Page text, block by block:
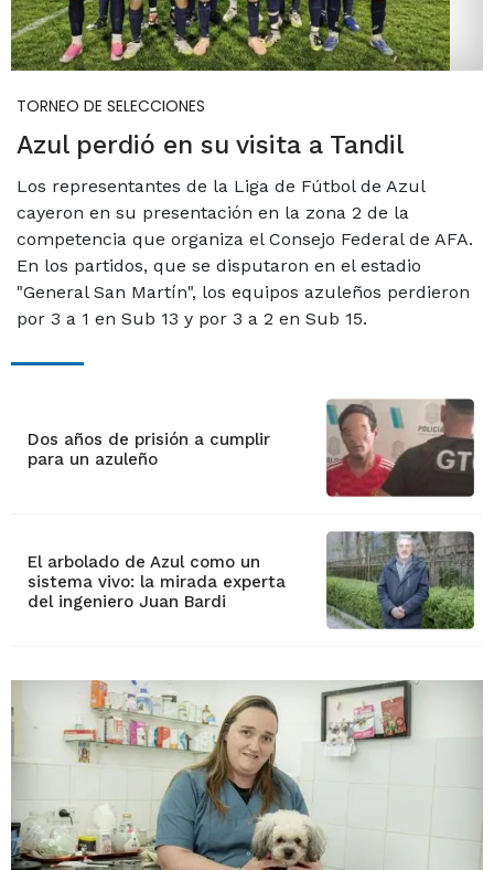
TORNEO DE SELECCIONES
Azul perdió en su visita a Tandil
Los representantes de la Liga de Fútbol de Azul
cayeron en su presentación en la zona 2 de la
competencia que organiza el Consejo Federal de AFA.
En los partidos, que se disputaron en el estadio
"General San Martín", los equipos azuleños perdieron
por 3 a 1 en Sub 13 y por 3 a 2 en Sub 15.
Dos años de prisión a cumplir
para un azuleño
El arbolado de Azul como un
sistema vivo: la mirada experta
del ingeniero Juan Bardi